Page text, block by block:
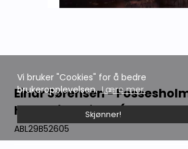
Vi bruker "Cookies" for å bedre
brukeropplevelsen.Lære mer.
Skjønner!
Einar Sørensen -
herregårdstiden
ABL29B52605